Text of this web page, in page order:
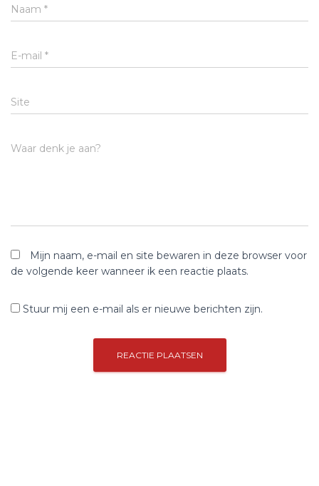
Naam *
E-mail *
Site
Waar denk je aan?
Mijn naam, e-mail en site bewaren in deze browser voor
de volgende keer wanneer ik een reactie plaats.
Stuur mij een e-mail als er nieuwe berichten zijn.